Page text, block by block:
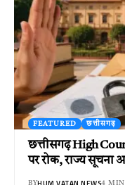
FEATURED छत्तीसगढ़
छत्तीसगढ़ High
पर रोक, राज्य
BY 4 MIN